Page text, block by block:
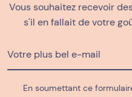
Vous souhaitez recevoir
s'il en fallait de votre
En soumettant ce